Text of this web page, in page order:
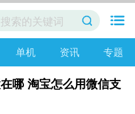
单机 资讯 专题
哪 淘宝怎么用微信支